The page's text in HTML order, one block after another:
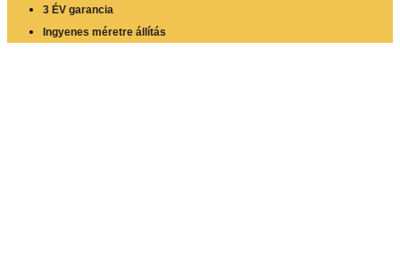
3 ÉV garancia
Ingyenes méretre állítás